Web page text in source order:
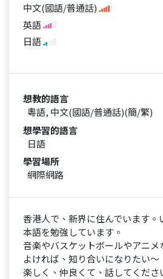
中文(國語/普通話)
英語
日語
想教的語言
粵語, 中文(國語/普通話)(簡/繁)
想學習的語言
日語
學習場所
網際網路
香港人で、新界に住んでいます。
本語を勉強しています。
音楽やバスケットボールやアニメ
よければ、知り合いになりたい〜
楽しく、仲良くて、話してくださ